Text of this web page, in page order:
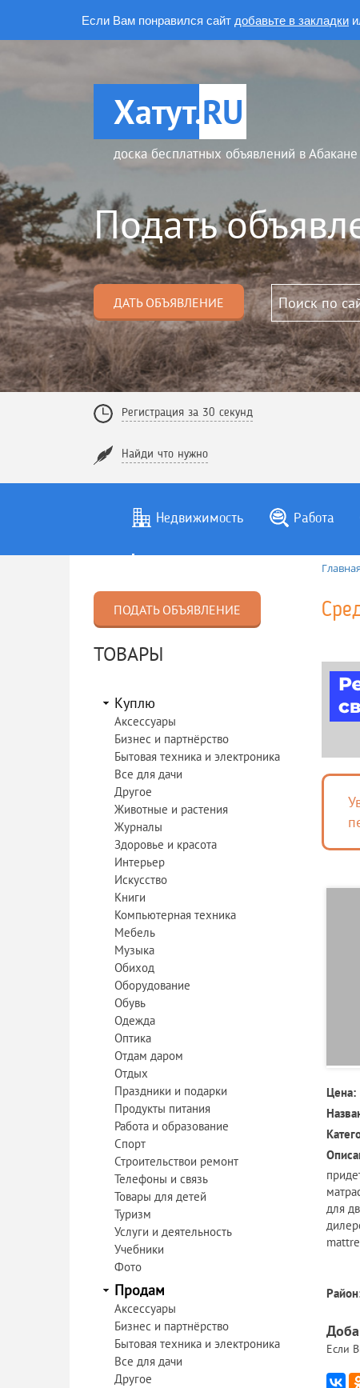
Если Вам понравился сайт добавьте в закладки
Хатут.RU
доска бесплатных объявлений в
Подать
ДАТЬ ОБЪЯВЛЕНИЕ
Регистрация за 30 секунд
Найди что нужно
Недвижимость Работа
ПОДАТЬ ОБЪЯВЛЕНИЕ
ТОВАРЫ
Куплю
Аксессуары
Бизнес и партнёрство
Бытовая техника и электроника
Все для дачи
Другое
Животные и растения
Журналы
Здоровье и красота
Интерьер
Искусство
Книги
Компьютерная техника
Мебель
Музыка
Обиход
Оборудование
Обувь
Одежда
Оптика
Отдам даром
Отдых
Праздники и подарки
Продукты питания
Работа и образование
Спорт
Строительствои ремонт
Телефоны и связь
Товары для детей
Туризм
Услуги и деятельность
Учебники
Фото
Продам
Аксессуары
Бизнес и партнёрство
Бытовая техника и электроника
Все для дачи
Другое
Главная
Цена:
для
Если